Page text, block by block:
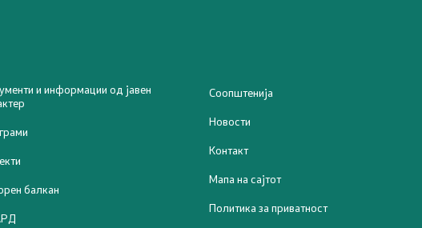
Меѓународни проекти
и информации од јавен
балкан
Соопштенија
Новости
Контакт
Мапа на сајтот
Политика за приватност